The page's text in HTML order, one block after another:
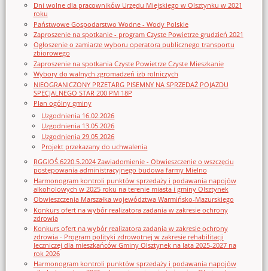
Dni wolne dla pracowników Urzędu Miejskiego w Olsztynku w 2021
roku
Państwowe Gospodarstwo Wodne - Wody Polskie
Zaproszenie na spotkanie - program Czyste Powietrze grudzień 2021
Ogłoszenie o zamiarze wyboru operatora publicznego transportu
zbiorowego
Zaproszenie na spotkania Czyste Powietrze Czyste Mieszkanie
Wybory do walnych zgromadzeń izb rolniczych
NIEOGRANICZONY PRZETARG PISEMNY NA SPRZEDAŻ POJAZDU
SPECJALNEGO STAR 200 PM 18P
Plan ogólny gminy
Uzgodnienia 16.02.2026
Uzgodnienia 13.05.2026
Uzgodnienia 29.05.2026
Projekt przekazany do uchwalenia
RGGIOŚ.6220.5.2024 Zawiadomienie - Obwieszczenie o wszczęciu
postępowania administracyjnego budowa farmy Mielno
Harmonogram kontroli punktów sprzedaży i podawania napojów
alkoholowych w 2025 roku na terenie miasta i gminy Olsztynek
Obwieszczenia Marszałka województwa Warmińsko-Mazurskiego
Konkurs ofert na wybór realizatora zadania w zakresie ochrony
zdrowia
Konkurs ofert na wybór realizatora zadania w zakresie ochrony
zdrowia - Program polityki zdrowotnej w zakresie rehabilitacji
leczniczej dla mieszkańców Gminy Olsztynek na lata 2025-2027 na
rok 2026
Harmonogram kontroli punktów sprzedaży i podawania napojów